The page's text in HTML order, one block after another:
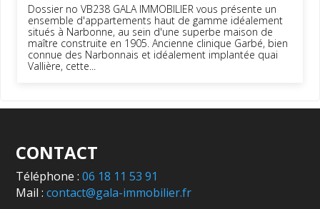
Dossier no VB238 GALA IMMOBILIER vous présente un
ensemble d'appartements haut de gamme idéalement
situés à Narbonne, au sein d'une superbe maison de
maître construite en 1905. Ancienne clinique Garbé, bien
connue des Narbonnais et idéalement implantée quai
Vallière, cette...
CONTACT
Téléphone :06 18 11 53 91
Mail :contact@gala-immobilier.fr